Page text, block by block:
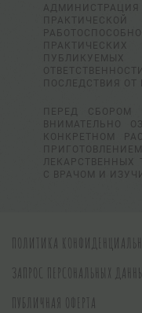
ПОСЛЕДСТВИЯ ОТ
ПЕРЕД СБОРОМ
ВНИМАТЕЛЬНО
КОНКРЕТНОМ
ЛЕКАРСТВЕННЫХ
С ВРАЧОМ И
ПОЛИТИКА
ЗАПРОС ПЕРСОНАЛЬНЫХ
ПУБЛИЧНАЯ ОФЕРТА